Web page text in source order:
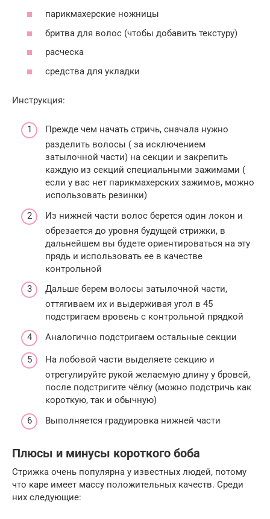
парикмахерские ножницы
бритва для волос (чтобы добавить текстуру)
расческа
средства для укладки
Инструкция:
Прежде чем начать стричь, сначала нужно
разделить волосы ( за исключением
затылочной части) на секции и закрепить
каждую из секций специальными зажимами (
если у вас нет парикмахерских зажимов, можно
использовать резинки)
Из нижней части волос берется один локон и
обрезается до уровня будущей стрижки, в
дальнейшем вы будете ориентироваться на эту
прядь и использовать ее в качестве
контрольной
Дальше берем волосы затылочной части,
оттягиваем их и выдерживая угол в 45
подстригаем вровень с контрольной прядкой
Аналогично подстригаем остальные секции
На лобовой части выделяете секцию и
отрегулируйте рукой желаемую длину у бровей,
после подстригите чёлку (можно подстричь как
короткую, так и обычную)
Выполняется градуировка нижней части
Плюсы и минусы короткого боба
Стрижка очень популярна у известных людей, потому
что каре имеет массу положительных качеств. Среди
них следующие: